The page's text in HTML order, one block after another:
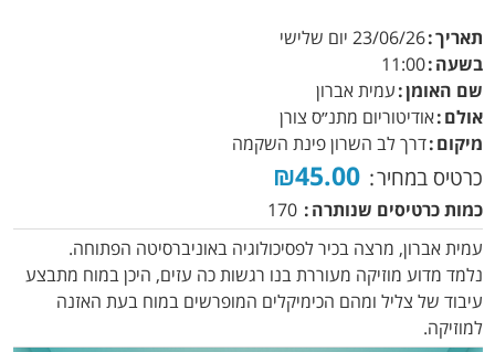
תאריך 23/06/26 יום שלישי
בשעה 11:00
שם האומן עמית אברון
אולם אודיטוריום מתנ״ס צורן
מיקום דרך לב השרון פינת השקמה
כרטיס במחיר ₪45.00
כמות כרטיסים שנותרה
170
עמית אברון, מרצה בכיר לפסיכולוגיה באוניברסיטה הפתוחה.
נלמד מדוע מוזיקה מעוררת בנו רגשות כה עזים, היכן במוח מתבצע
עיבוד של צליל ומהם הכימיקלים המופרשים במוח בעת האזנה
למוזיקה.